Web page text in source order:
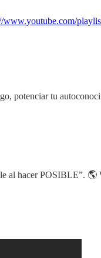
www.youtube.com/
potenciar tu
al hacer POSIBLE”. 🌎